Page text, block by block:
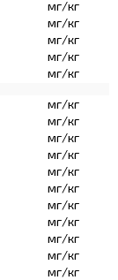
мг/кг
мг/кг
мг/кг
мг/кг
мг/кг
мг/кг
мг/кг
мг/кг
мг/кг
мг/кг
мг/кг
мг/кг
мг/кг
мг/кг
мг/кг
мг/кг